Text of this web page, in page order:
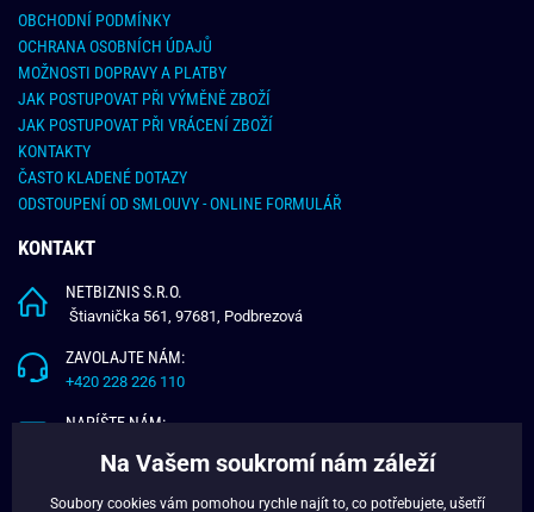
OBCHODNÍ PODMÍNKY
OCHRANA OSOBNÍCH ÚDAJŮ
MOŽNOSTI DOPRAVY A PLATBY
JAK POSTUPOVAT PŘI VÝMĚNĚ ZBOŽÍ
JAK POSTUPOVAT PŘI VRÁCENÍ ZBOŽÍ
KONTAKTY
ČASTO KLADENÉ DOTAZY
ODSTOUPENÍ OD SMLOUVY - ONLINE FORMULÁŘ
KONTAKT
NETBIZNIS S.R.O.
Štiavnička 561, 97681, Podbrezová
ZAVOLAJTE NÁM:
+420 228 226 110
NAPÍŠTE NÁM:
Na Vašem soukromí nám záleží
Soubory cookies vám pomohou rychle najít to, co potřebujete, ušetří